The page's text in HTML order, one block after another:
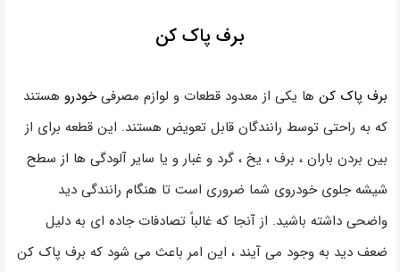
برف پاک کن
برف پاک کن ها یکی از معدود قطعات و لوازم مصرفیخودرو هستند
که به راحتی توسط رانندگان قابل تعویض هستند. این قطعه برای از
بین بردن باران ، برف ، یخ ، گرد و غبار و یا سایر آلودگی ها از سطح
شیشه جلوی خودروی شما ضروری است تا هنگام رانندگی دید
واضحی داشته باشید. از آنجا که غالباً تصادفات جاده ای به دلیل
ضعف دید به وجود می آیند ، این امر باعث می شود که برف پاک کن